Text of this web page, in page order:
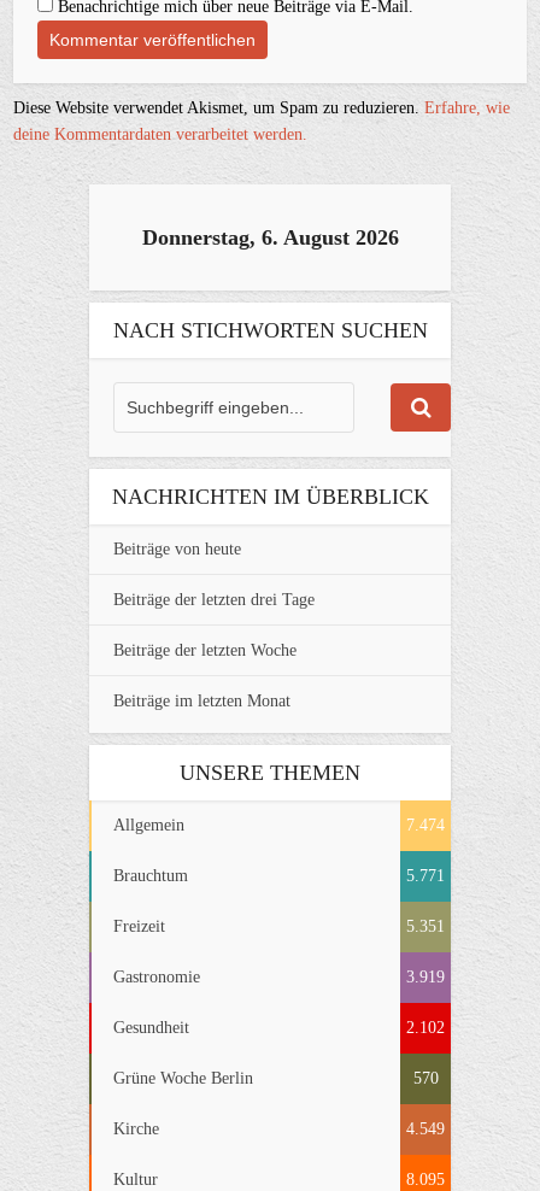
Benachrichtige mich über neue Beiträge via E-Mail.
Diese Website verwendet Akismet, um Spam zu reduzieren.Erfahre, wie
deine Kommentardaten verarbeitet werden.
Donnerstag, 6. August 2026
NACH STICHWORTEN SUCHEN
NACHRICHTEN IM ÜBERBLICK
Beiträge von heute
Beiträge der letzten drei Tage
Beiträge der letzten Woche
Beiträge im letzten Monat
UNSERE THEMEN
Allgemein 7.474
Brauchtum 5.771
Freizeit 5.351
Gastronomie 3.919
Gesundheit 2.102
Grüne Woche Berlin 570
Kirche 4.549
Kultur 8.095